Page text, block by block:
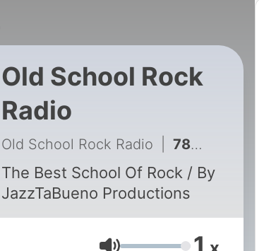
Old School Rock
Radio
Old School Rock Radio 78 - Old School Rock Radio 04/2023 *Mary Jane*
The Best School Of Rock / By
JazzTaBueno Productions
1